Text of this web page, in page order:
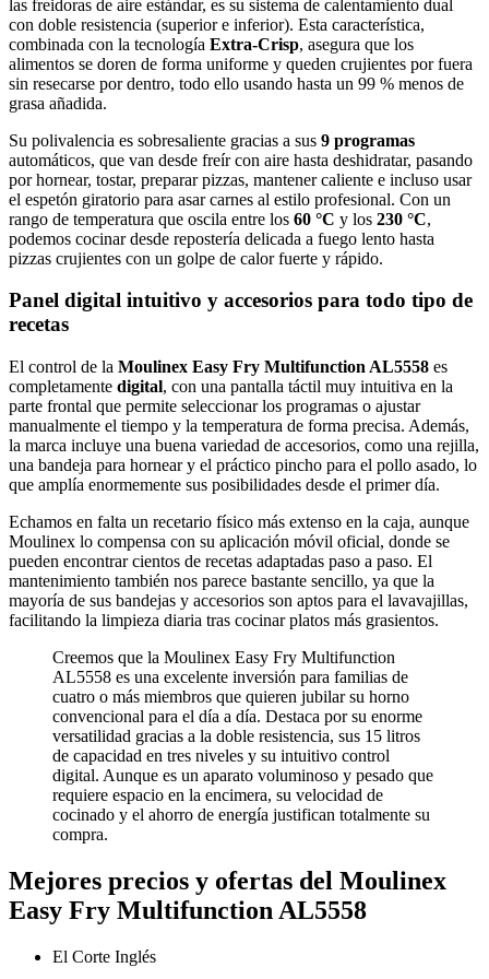
las freidoras de aire estándar, es su sistema de calentamiento dual
con doble resistencia (superior e inferior). Esta característica,
combinada con la tecnología Extra-Crisp, asegura que los
alimentos se doren de forma uniforme y queden crujientes por fuera
sin resecarse por dentro, todo ello usando hasta un 99 % menos de
grasa añadida.
Su polivalencia es sobresaliente gracias a sus 9 programas
automáticos, que van desde freír con aire hasta deshidratar, pasando
por hornear, tostar, preparar pizzas, mantener caliente e incluso usar
el espetón giratorio para asar carnes al estilo profesional. Con un
rango de temperatura que oscila entre los 60 °C y los 230 °C,
podemos cocinar desde repostería delicada a fuego lento hasta
pizzas crujientes con un golpe de calor fuerte y rápido.
Panel digital intuitivo y accesorios para todo tipo de
recetas
El control de la Moulinex Easy Fry Multifunction AL5558 es
completamente digital, con una pantalla táctil muy intuitiva en la
parte frontal que permite seleccionar los programas o ajustar
manualmente el tiempo y la temperatura de forma precisa. Además,
la marca incluye una buena variedad de accesorios, como una rejilla,
una bandeja para hornear y el práctico pincho para el pollo asado, lo
que amplía enormemente sus posibilidades desde el primer día.
Echamos en falta un recetario físico más extenso en la caja, aunque
Moulinex lo compensa con su aplicación móvil oficial, donde se
pueden encontrar cientos de recetas adaptadas paso a paso. El
mantenimiento también nos parece bastante sencillo, ya que la
mayoría de sus bandejas y accesorios son aptos para el lavavajillas,
facilitando la limpieza diaria tras cocinar platos más grasientos.
Creemos que la Moulinex Easy Fry Multifunction
AL5558 es una excelente inversión para familias de
cuatro o más miembros que quieren jubilar su horno
convencional para el día a día. Destaca por su enorme
versatilidad gracias a la doble resistencia, sus 15 litros
de capacidad en tres niveles y su intuitivo control
digital. Aunque es un aparato voluminoso y pesado que
requiere espacio en la encimera, su velocidad de
cocinado y el ahorro de energía justifican totalmente su
compra.
Mejores precios y ofertas del Moulinex
Easy Fry Multifunction AL5558
El Corte Inglés